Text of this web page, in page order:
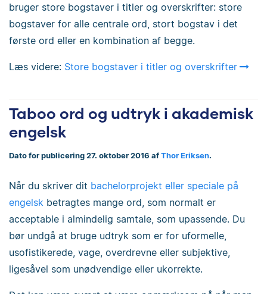
bruger store bogstaver i titler og overskrifter: store
bogstaver for alle centrale ord, stort bogstav i det
første ord eller en kombination af begge.
Læs videre: Store bogstaver i titler og overskrifter
Taboo ord og udtryk i akademisk
engelsk
Dato for publicering 27. oktober 2016 af Thor Eriksen.
Når du skriver dit bachelorprojekt eller speciale på
engelsk betragtes mange ord, som normalt er
acceptable i almindelig samtale, som upassende. Du
bør undgå at bruge udtryk som er for uformelle,
usofistikerede, vage, overdrevne eller subjektive,
ligesåvel som unødvendige eller ukorrekte.